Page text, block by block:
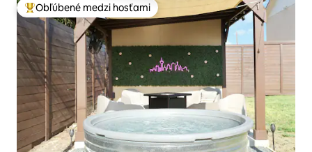
Najobľúbenejšie medzi hosťami
Obľúbené medzi hosťami